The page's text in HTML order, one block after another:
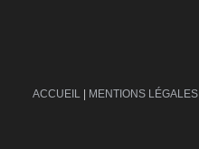
ACCUEIL | MENTIONS LÉGALES